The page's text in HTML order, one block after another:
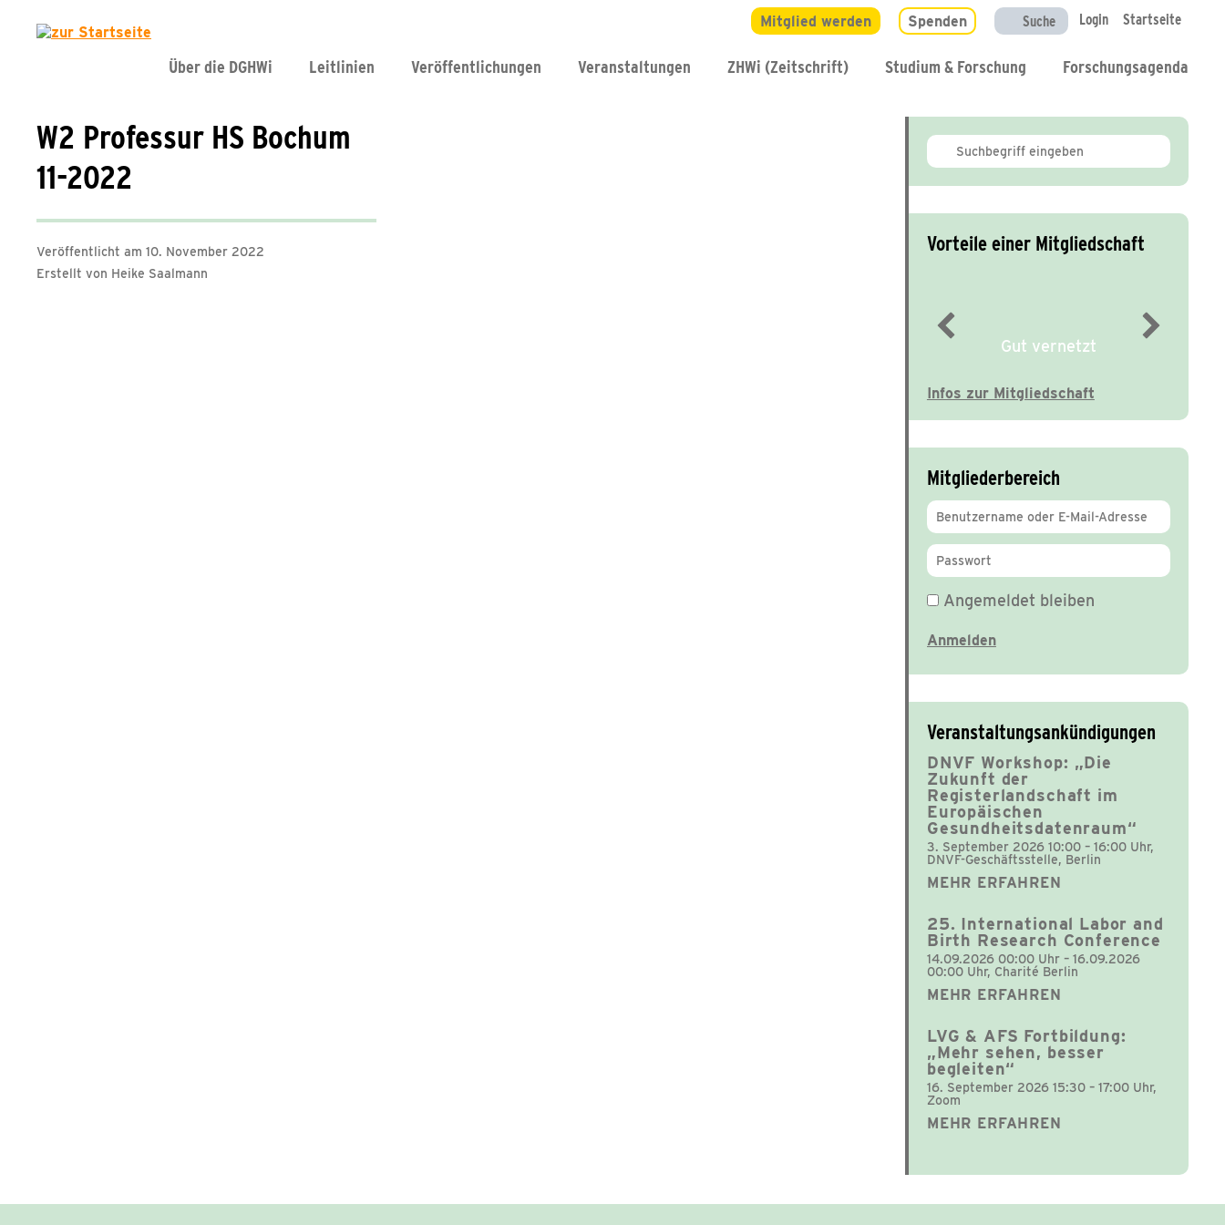
Mitglied werden Spenden Suche Login Startseite
Über die DGHWi Leitlinien Veröffentlichungen Veranstaltungen ZHWi (Zeitschrift) Studium & Forschung Forschungsagenda
W2 Professur HS Bochum
11-2022
Veröffentlicht am 10. November 2022
Erstellt von Heike Saalmann
Vorteile einer Mitgliedschaft
Gut vernetzt
Infos zur Mitgliedschaft
Mitgliederbereich
Angemeldet bleiben
Veranstaltungsankündigungen
DNVF Workshop: „Die
Zukunft der
Registerlandschaft im
Europäischen
Gesundheitsdatenraum“
3. September 2026 10:00 – 16:00 Uhr,
DNVF-Geschäftsstelle, Berlin
MEHR ERFAHREN
25. International Labor and
Birth Research Conference
14.09.2026 00:00 Uhr – 16.09.2026
00:00 Uhr, Charité Berlin
MEHR ERFAHREN
LVG & AFS Fortbildung:
„Mehr sehen, besser
begleiten“
16. September 2026 15:30 – 17:00 Uhr,
Zoom
MEHR ERFAHREN